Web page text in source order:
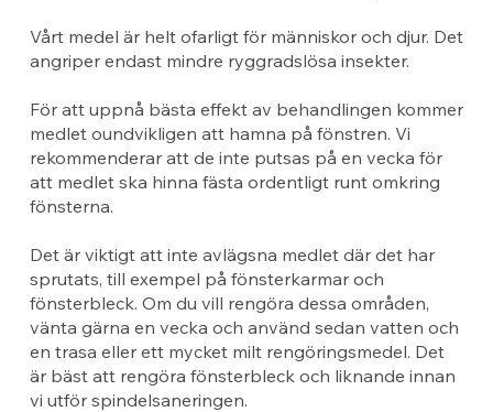
Vårt medel är helt ofarligt för människor och djur. Det
angriper endast mindre ryggradslösa insekter.
För att uppnå bästa effekt av behandlingen kommer
medlet oundvikligen att hamna på fönstren. Vi
rekommenderar att de inte putsas på en vecka för
att medlet ska hinna fästa ordentligt runt omkring
fönsterna.
Det är viktigt att inte avlägsna medlet där det har
sprutats, till exempel på fönsterkarmar och
fönsterbleck. Om du vill rengöra dessa områden,
vänta gärna en vecka och använd sedan vatten och
en trasa eller ett mycket milt rengöringsmedel. Det
är bäst att rengöra fönsterbleck och liknande innan
vi utför spindelsaneringen.